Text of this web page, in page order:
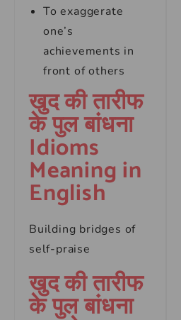
To exaggerate
one’s
achievements in
front of others
खुद की तारीफ
के पुल बांधना
Idioms
Meaning in
English
Building bridges of
self-praise
खुद की तारीफ
के पुल बांधना